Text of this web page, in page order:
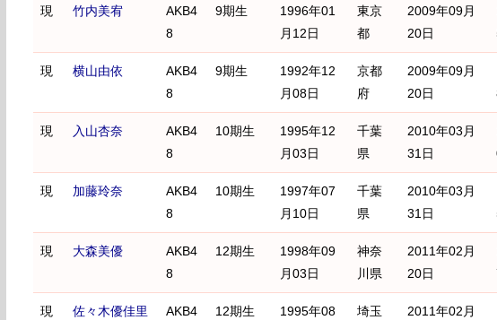
現 竹内美宥
AKB4
8
9期生
1996年01
月12日
東京
都
2009年09月
20日
現 横山由依
AKB4
8
9期生
1992年12
月08日
京都
府
2009年09月
20日
現 入山杏奈
AKB4
8
10期生
1995年12
月03日
千葉
県
2010年03月
31日
現 加藤玲奈
AKB4
8
10期生
1997年07
月10日
千葉
県
2010年03月
31日
現 大森美優
AKB4
8
12期生
1998年09
月03日
神奈
川県
2011年02月
20日
現 佐々木優佳里
AKB4
12期生
1995年08
埼玉
2011年02月